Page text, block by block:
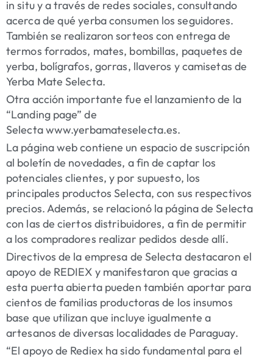
in situ y a través de redes sociales, consultando
acerca de qué yerba consumen los seguidores.
También se realizaron sorteos con entrega de
termos forrados, mates, bombillas, paquetes de
yerba, bolígrafos, gorras, llaveros y camisetas de
Yerba Mate Selecta.
Otra acción importante fue el lanzamiento de la
“Landing page” de
Selecta www.yerbamateselecta.es.
La página web contiene un espacio de suscripción
al boletín de novedades, a fin de captar los
potenciales clientes, y por supuesto, los
principales productos Selecta, con sus respectivos
precios. Además, se relacionó la página de Selecta
con las de ciertos distribuidores, a fin de permitir
a los compradores realizar pedidos desde allí.
Directivos de la empresa de Selecta destacaron el
apoyo de REDIEX y manifestaron que gracias a
esta puerta abierta pueden también aportar para
cientos de familias productoras de los insumos
base que utilizan que incluye igualmente a
artesanos de diversas localidades de Paraguay.
“El apoyo de Rediex ha sido fundamental para el